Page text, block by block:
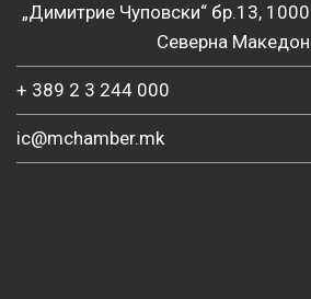
„Димитрие Чуповски“ бр.13,
Северна
+ 389 2 3 244 000
ic@mchamber.mk